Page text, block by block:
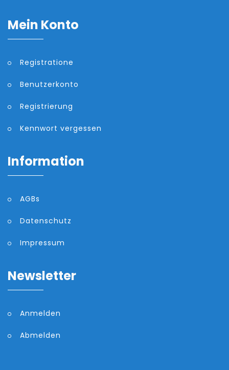
Mein Konto
Registratione
Benutzerkonto
Registrierung
Kennwort vergessen
Information
AGBs
Datenschutz
Impressum
Newsletter
Anmelden
Abmelden